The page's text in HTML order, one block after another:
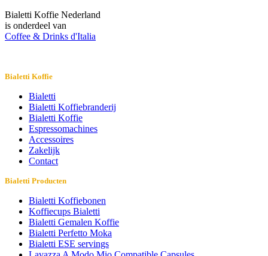
Bialetti Koffie Nederland
is onderdeel van
Coffee & Drinks d'Italia
Bialetti Koffie
Bialetti
Bialetti Koffiebranderij
Bialetti Koffie
Espressomachines
Accessoires
Zakelijk
Contact
Bialetti Producten
Bialetti Koffiebonen
Koffiecups Bialetti
Bialetti Gemalen Koffie
Bialetti Perfetto Moka
Bialetti ESE servings